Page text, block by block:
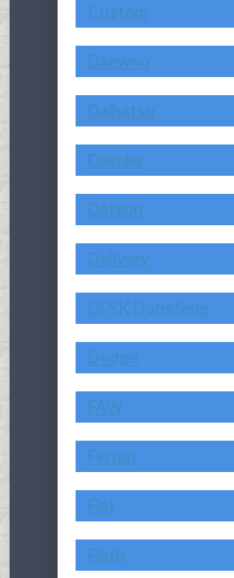
Custom
Daewoo
Daihatsu
Daimler
Datsun
Delivery
DFSK Dongfeng
Dodge
FAW
Ferrari
Fiat
Fiath